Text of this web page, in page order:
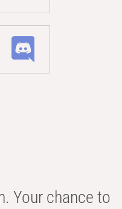
Your chance to